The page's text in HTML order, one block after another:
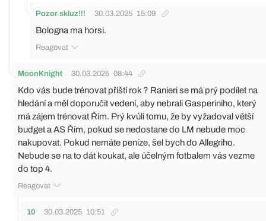
Pozor skluz!!! 30.03.2025 15:09
Bologna ma horsi.
Reagovat
MoonKnight 30.03.2025 08:44
Kdo vás bude trénovat příští rok ? Ranieri se má prý podílet na
hledání a měl doporučit vedení, aby nebrali Gasperiniho, který
má zájem trénovat Řím. Prý kvůli tomu, že by vyžadoval větší
budget a AS Řím, pokud se nedostane do LM nebude moc
nakupovat. Pokud nemáte peníze, šel bych do Allegriho.
Nebude se na to dát koukat, ale účelným fotbalem vás vezme
do top 4.
Reagovat
10 30.03.2025 10:51